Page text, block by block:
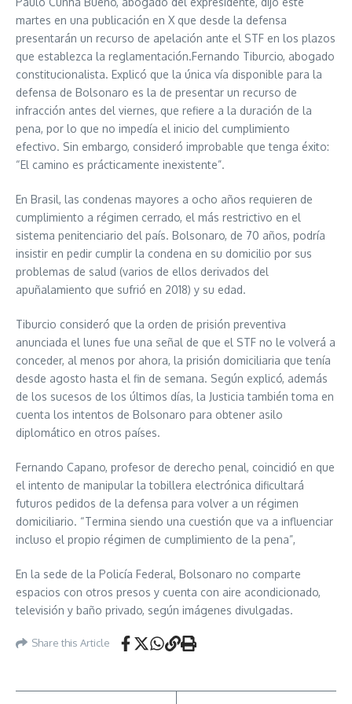
martes en una publicación en X que desde la defensa
presentarán un recurso de apelación ante el STF en los plazos
que establezca la reglamentación.Fernando Tiburcio, abogado
constitucionalista. Explicó que la única vía disponible para la
defensa de Bolsonaro es la de presentar un recurso de
infracción antes del viernes, que refiere a la duración de la
pena, por lo que no impedía el inicio del cumplimiento
efectivo. Sin embargo, consideró improbable que tenga éxito:
“El camino es prácticamente inexistente”.
En Brasil, las condenas mayores a ocho años requieren de
cumplimiento a régimen cerrado, el más restrictivo en el
sistema penitenciario del país. Bolsonaro, de 70 años, podría
insistir en pedir cumplir la condena en su domicilio por sus
problemas de salud (varios de ellos derivados del
apuñalamiento que sufrió en 2018) y su edad.
Tiburcio consideró que la orden de prisión preventiva
anunciada el lunes fue una señal de que el STF no le volverá a
conceder, al menos por ahora, la prisión domiciliaria que tenía
desde agosto hasta el fin de semana. Según explicó, además
de los sucesos de los últimos días, la Justicia también toma en
cuenta los intentos de Bolsonaro para obtener asilo
diplomático en otros países.
Fernando Capano, profesor de derecho penal, coincidió en que
el intento de manipular la tobillera electrónica dificultará
futuros pedidos de la defensa para volver a un régimen
domiciliario. “Termina siendo una cuestión que va a influenciar
incluso el propio régimen de cumplimiento de la pena”,
En la sede de la Policía Federal, Bolsonaro no comparte
espacios con otros presos y cuenta con aire acondicionado,
televisión y baño privado, según imágenes divulgadas.
Share this Article